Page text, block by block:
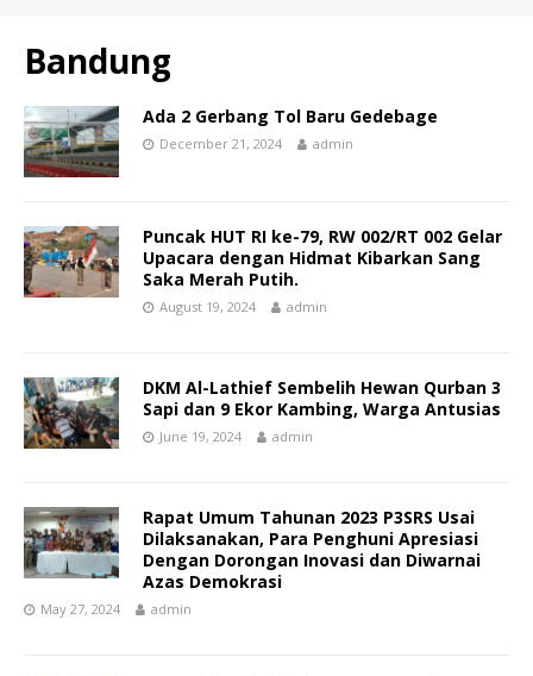
Bandung
Ada 2 Gerbang Tol Baru Gedebage
December 21, 2024 admin
Puncak HUT RI ke-79, RW 002/RT 002 Gelar
Upacara dengan Hidmat Kibarkan Sang
Saka Merah Putih.
August 19, 2024 admin
DKM Al-Lathief Sembelih Hewan Qurban 3
Sapi dan 9 Ekor Kambing, Warga Antusias
June 19, 2024 admin
Rapat Umum Tahunan 2023 P3SRS Usai
Dilaksanakan, Para Penghuni Apresiasi
Dengan Dorongan Inovasi dan Diwarnai
Azas Demokrasi
May 27, 2024 admin